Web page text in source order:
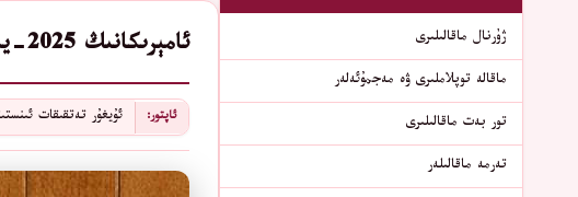
ئامېرىكانىڭ 2025-يىللىق دۆلەت خەۋپسىزلىك ئىستراتېگىيەسى ۋە يېڭى دۇنيا تەرتىپىدىكى «خىتاي ئامىلى»
ئاپتور: ئۇيغۇر تەتقىقات
ژۇرنال ماقالىلىرى
ماقالە توپلاملىرى ۋە مەجمۇئەلەر
تور بەت ماقالىلىرى
تەرمە ماقالىلەر